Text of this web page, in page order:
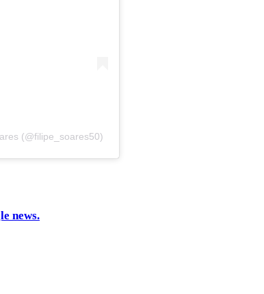
(@filipe_soares50)
news.